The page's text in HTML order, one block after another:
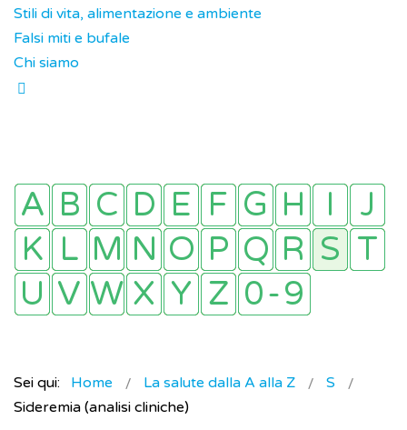
Stili di vita, alimentazione e ambiente
Falsi miti e bufale
Chi siamo
Sei qui: Home La salute dalla A alla Z
S
Sideremia (analisi cliniche)